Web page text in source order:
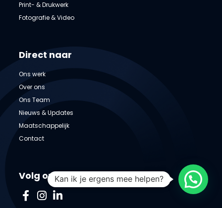
Print- & Drukwerk
Fotografie & Video
Direct naar
Ons werk
Over ons
Ons Team
Nieuws & Updates
Maatschappelijk
Contact
Volg ons opKan ik je ergens mee helpen?